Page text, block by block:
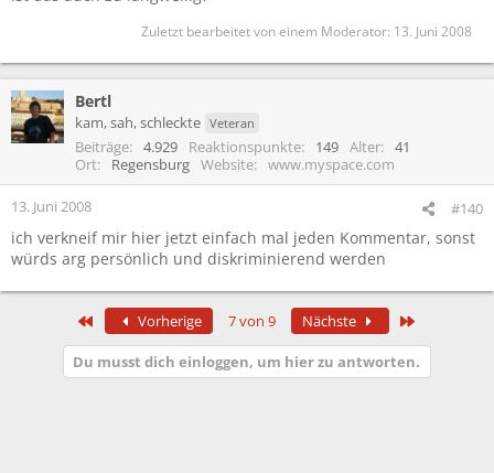
Zuletzt bearbeitet von einem Moderator: 13. Juni 2008
Bertl
kam, sah, schleckte Veteran
Beiträge 4.929 Reaktionspunkte 149 Alter
41
Ort
Regensburg Website www.myspace.com
13. Juni 2008 #140
ich verkneif mir hier jetzt einfach mal jeden Kommentar, sonst
würds arg persönlich und diskriminierend werden
Erste Vorherige 7 von 9 Nächste
Du musst dich einloggen, um hier zu antworten.